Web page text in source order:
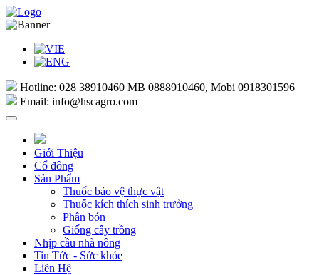
Hotline: 028 38910460 MB 0888910460, Mobi 0918301596
Email: info@hscagro.com
Giới Thiệu
Cổ đông
Sản Phẩm
Thuốc bảo vệ thực vật
Thuốc kích thích sinh trưởng
Phân bón
Giống cây trồng
Nhịp cầu nhà nông
Tin Tức - Sức khỏe
Liên Hệ